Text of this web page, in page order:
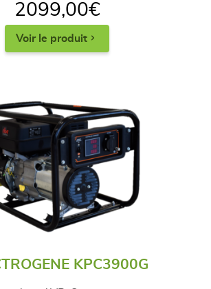
2099,00€
Voir le produit
KPC3900G